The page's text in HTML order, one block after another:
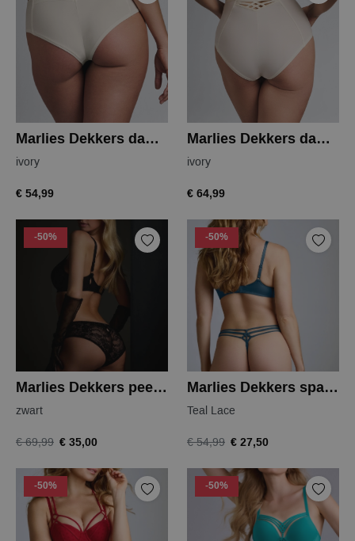
Marlies Dekkers dame de paris brief
ivory
€ 54,99
Marlies Dekkers dame de paris highwaist
ivory
€ 64,99
-50%
Marlies Dekkers peekaboo slip
zwart
€ 69,99 € 35,00
-50%
Marlies Dekkers space odyssey thong
Teal Lace
€ 54,99 € 27,50
-50% -50%